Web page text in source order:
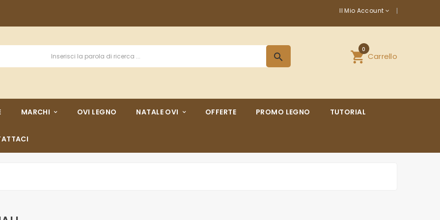
Il Mio Account
shopping_cartCarrello
0
search
MARCHI OVI LEGNO NATALE OVI OFFERTE PROMO LEGNO TUTORIAL